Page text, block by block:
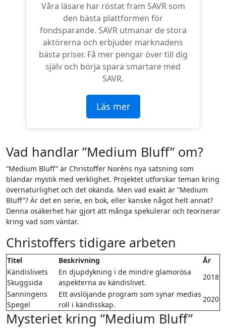
Våra läsare har röstat fram SAVR som
den bästa plattformen för
fondsparande. SAVR utmanar de stora
aktörerna och erbjuder marknadens
bästa priser. Få mer pengar över till dig
själv och börja spara smartare med
SAVR.
Läs mer
Vad handlar ”Medium Bluff” om?
”Medium Bluff” är Christoffer Noréns nya satsning som
blandar mystik med verklighet. Projektet utforskar teman kring
övernaturlighet och det okända. Men vad exakt är ”Medium
Bluff”? Är det en serie, en bok, eller kanske något helt annat?
Denna osäkerhet har gjort att många spekulerar och teoriserar
kring vad som väntar.
Christoffers tidigare arbeten
Titel Beskrivning
År
Kändislivets
Skuggsida
En djupdykning i de mindre glamorösa
aspekterna av kändislivet.
2018
Sanningens
Spegel
Ett avslöjande program som synar medias
roll i kändisskap.
2020
Mysteriet kring ”Medium Bluff”